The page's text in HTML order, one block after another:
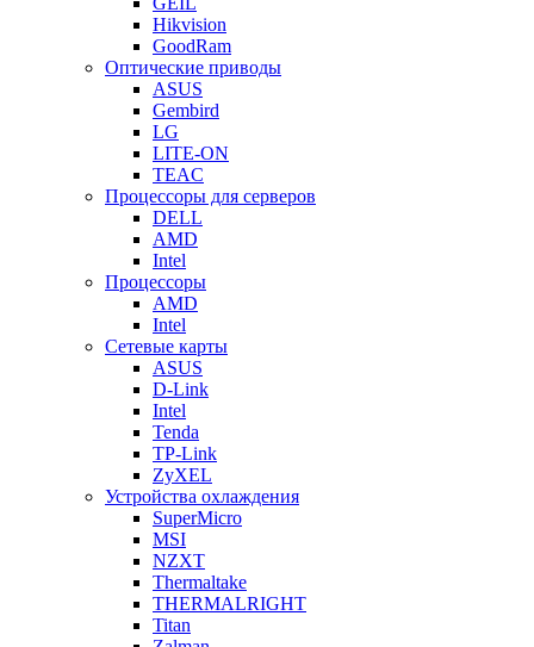
Hikvision
GoodRam
Оптические приводы
ASUS
Gembird
LG
LITE-ON
TEAC
Процессоры для серверов
DELL
AMD
Intel
Процессоры
AMD
Intel
Сетевые карты
ASUS
D-Link
Intel
Tenda
TP-Link
ZyXEL
Устройства охлаждения
SuperMicro
MSI
NZXT
Thermaltake
THERMALRIGHT
Titan